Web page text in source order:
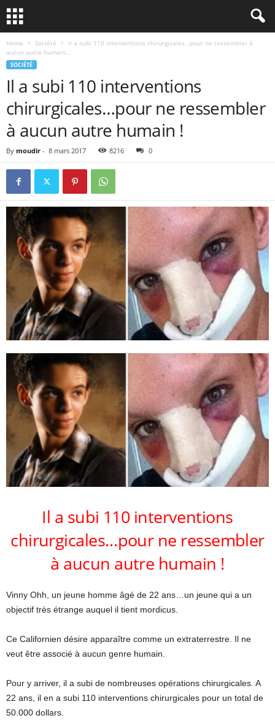
Home Société
Il a subi 110 interventions chirurgicales…pour ne ressembler à
aucun autre humain...
SOCIÉTÉ
Il a subi 110 interventions
chirurgicales…pour ne ressembler
à aucun autre humain !
By moudir - 8 mars 2017 8216 0
Il a subi 110 interventions
chirurgicales…pour ne ressembler
à aucun autre humain !
Vinny Ohh, un jeune homme âgé de 22 ans…un jeune qui a un
objectif très étrange auquel il tient mordicus.
Ce Californien désire apparaître comme un extraterrestre. Il ne
veut être associé à aucun genre humain.
Pour y arriver, il a subi de nombreuses opérations chirurgicales. A
22 ans, il en a subi 110 interventions chirurgicales pour un total de
50.000 dollars.